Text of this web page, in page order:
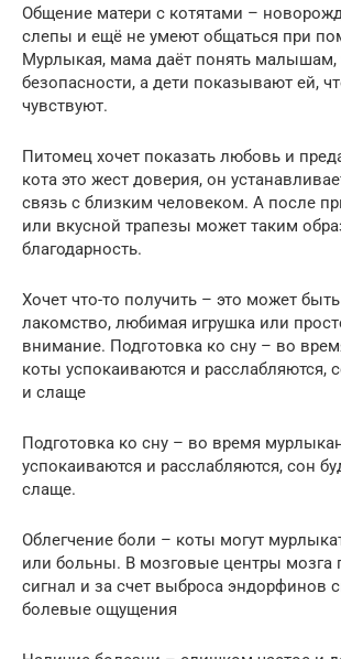
Общение матери с котятами –
слепы и ещё не умеют общаться при
Мурлыкая, мама даёт понять малышам,
безопасности, а дети показывают ей,
чувствуют.
Питомец хочет показать любовь и
кота это жест доверия, он
связь с близким человеком. А после
или вкусной трапезы может таким
благодарность.
Хочет что-то получить – это может
лакомство, любимая игрушка или
внимание. Подготовка ко сну – во
коты успокаиваются и расслабляются,
и слаще
Подготовка ко сну – во время
успокаиваются и расслабляются, сон
слаще.
Облегчение боли – коты могут
или больны. В мозговые центры мозга
сигнал и за счет выброса эндорфинов
болевые ощущения